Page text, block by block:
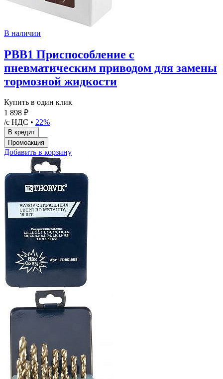
В наличии
PBB1 Приспособление с
пневматическим приводом для замены
тормозной жидкости
Купить в один клик
1 898 ₽
/с НДС • 22%
Добавить в корзину